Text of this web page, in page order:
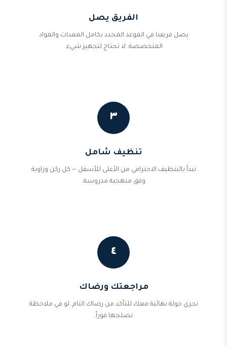
الفريق يصل
يصل فريقنا في الموعد المحدد بكامل المعدات والمواد
المتخصصة. لا تحتاج لتجهيز شيء.
٣
تنظيف شامل
نبدأ بالتنظيف الاحترافي من الأعلى للأسفل — كل ركن وزاوية
وفق منهجية مدروسة.
٤
مراجعتك ورضاك
نجري جولة نهائية معك للتأكد من رضاك التام. لو في ملاحظة
نصلحها فوراً.